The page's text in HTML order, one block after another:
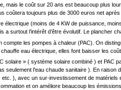
mais le coût sur 20 ans est beaucoup plus
coûtera toujours plus de 3000 euros net
électrique (moins de 4 KW de puissance,
a surtout l’intérêt d’être évolutif. Le plancher
compte les pompes à chaleur (PAC). On
chauffe eau électrique, elles font baisser les
solaire » ( système solaire combiné ) et PAC
seulement l'eau chaude sanitaire ). En
), avec un sur-investissement de
et on améliore beaucoup les